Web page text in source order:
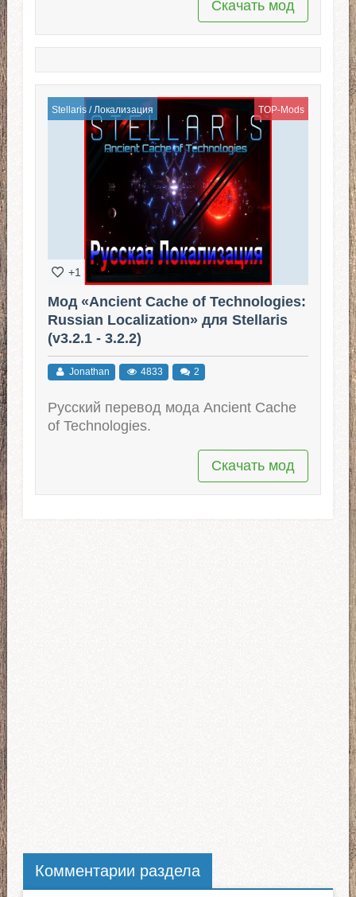
Скачать мод
Stellaris/ Локализация TOP-Mods
+1
Мод «Ancient Cache of Technologies:
Russian Localization» для Stellaris
(v3.2.1 - 3.2.2)
Jonathan 4833 2
Русский перевод мода Ancient Cache
of Technologies.
Скачать мод
Комментарии раздела